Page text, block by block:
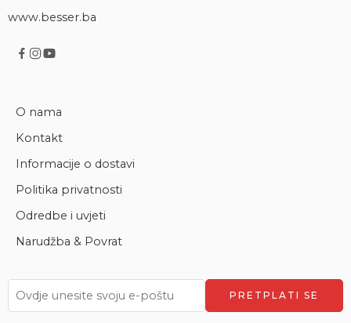
www.besser.ba
O nama
Kontakt
Informacije o dostavi
Politika privatnosti
Odredbe i uvjeti
Narudžba & Povrat